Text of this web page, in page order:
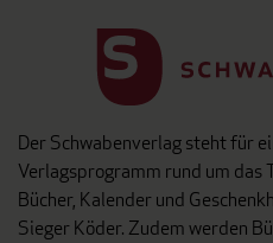
Der Schwabenverlag steht für
Verlagsprogramm rund um das
Bücher, Kalender und
Sieger Köder. Zudem werden